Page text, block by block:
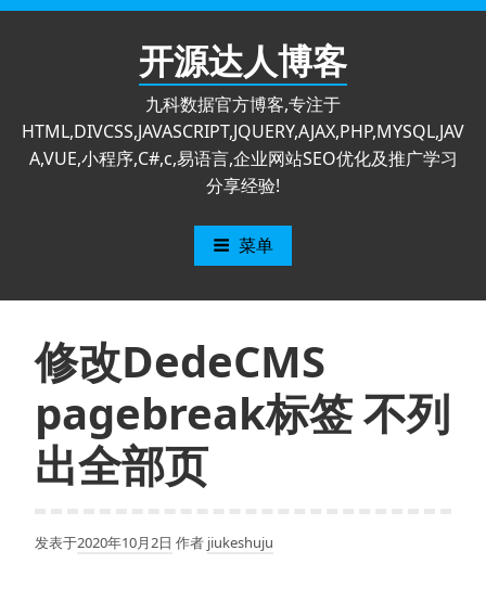
跳
开源达人博客
九科数据官方博客,专注于
HTML,DIVCSS,JAVASCRIPT,JQUERY,AJAX,PHP,MYSQL,JAV
A,VUE,小程序,C#,c,易语言,企业网站SEO优化及推广学习
分享经验!
菜单
修改DedeCMS
pagebreak标签 不列
出全部页
发表于2020年10月2日 作者 jiukeshuju